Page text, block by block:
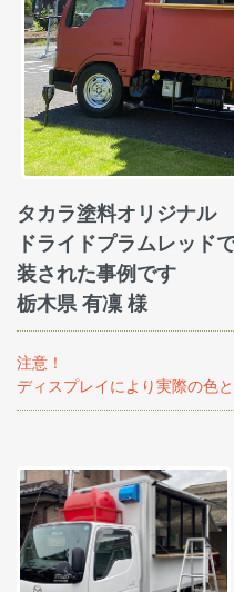
タカラ塗料オリジナル
ドライドプラムレッド
装された事例です
栃木県 有凜 様
注意！
ディスプレイにより実際の色